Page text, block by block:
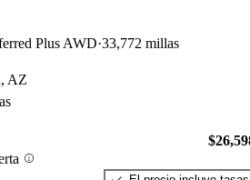
Plus AWD 33,772 millas
AZ